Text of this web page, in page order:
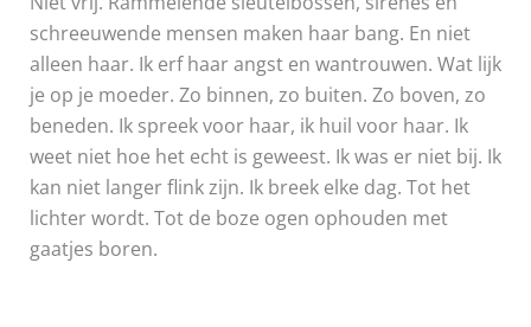
schreeuwende mensen maken haar bang. En niet
alleen haar. Ik erf haar angst en wantrouwen. Wat lijk
je op je moeder. Zo binnen, zo buiten. Zo boven, zo
beneden. Ik spreek voor haar, ik huil voor haar. Ik
weet niet hoe het echt is geweest. Ik was er niet bij. Ik
kan niet langer flink zijn. Ik breek elke dag. Tot het
lichter wordt. Tot de boze ogen ophouden met
gaatjes boren.